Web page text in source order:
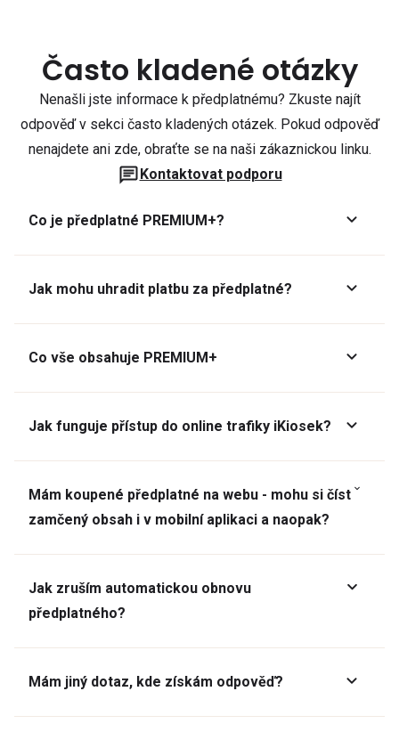
Často kladené otázky
Nenašli jste informace k předplatnému? Zkuste najít
odpověď v sekci často kladených otázek. Pokud odpověď
nenajdete ani zde, obraťte se na naši zákaznickou linku.
Kontaktovat podporu
Co je předplatné PREMIUM+?
Jak mohu uhradit platbu za předplatné?
Co vše obsahuje PREMIUM+
Jak funguje přístup do online trafiky iKiosek?
Mám koupené předplatné na webu - mohu si číst
zamčený obsah i v mobilní aplikaci a naopak?
Jak zruším automatickou obnovu
předplatného?
Mám jiný dotaz, kde získám odpověď?